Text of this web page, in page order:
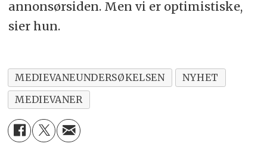
annonsørsiden. Men vi er optimistiske,
sier hun.
MEDIEVANEUNDERSØKELSEN
NYHET
MEDIEVANER